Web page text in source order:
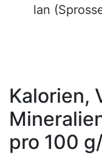
lan
Kalorien,
pro 100